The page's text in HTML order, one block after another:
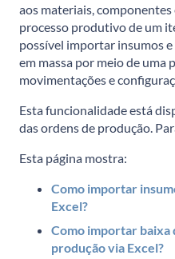
aos materiais,
processo produtivo de um
possível importar insumos
em massa por meio de uma
movimentações e
Esta funcionalidade está
das ordens de produção.
Esta página mostra:
Como importar
Excel?
Como importar baixa
produção via Excel?